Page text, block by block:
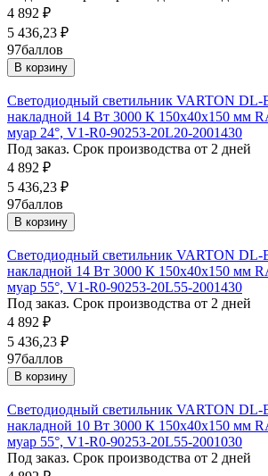
4 892 ₽
5 436,23 ₽
97баллов
В корзину
Светодиодный светильник VARTON DL-
накладной 14 Вт 3000 К 150х40х150 мм
муар 24°, V1-R0-90253-20L20-2001430
Под заказ. Срок производства от 2 дней
4 892 ₽
5 436,23 ₽
97баллов
В корзину
Светодиодный светильник VARTON DL-
накладной 14 Вт 3000 К 150х40х150 мм
муар 55°, V1-R0-90253-20L55-2001430
Под заказ. Срок производства от 2 дней
4 892 ₽
5 436,23 ₽
97баллов
В корзину
Светодиодный светильник VARTON DL-
накладной 10 Вт 3000 К 150х40х150 мм
муар 55°, V1-R0-90253-20L55-2001030
Под заказ. Срок производства от 2 дней